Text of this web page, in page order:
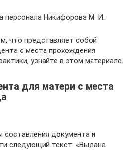
персонала Никифорова М. И.
что представляет собой
с места прохождения
узнайте в этом материале.
для матери с места
составления документа и
следующий текст: «Выдана